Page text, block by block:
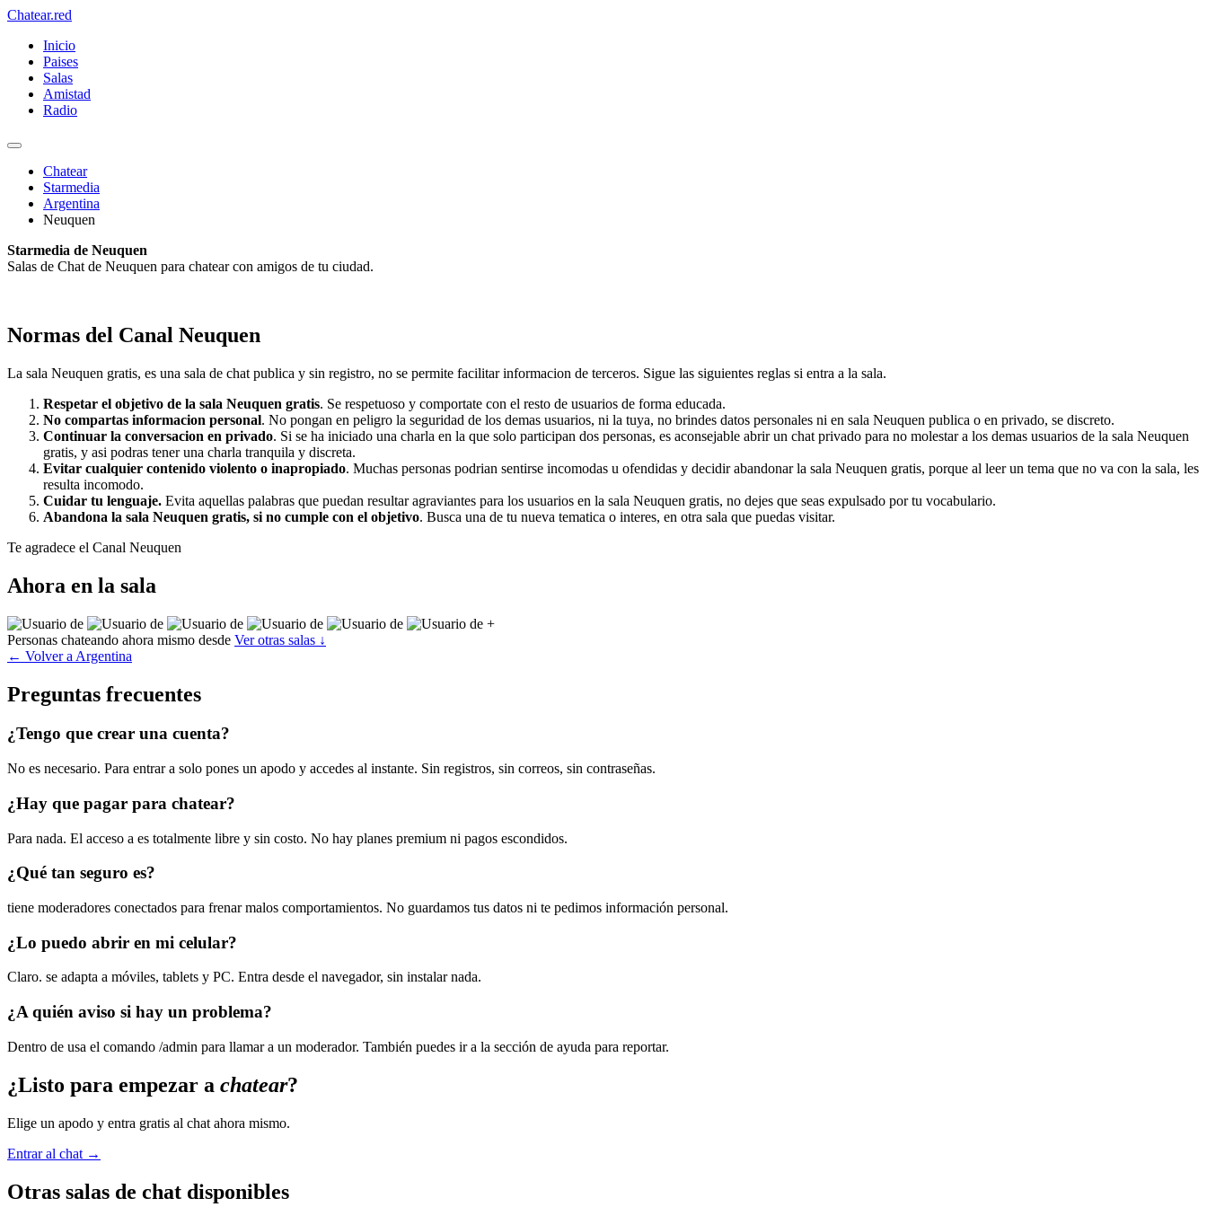
Chatear.red
Inicio
Paises
Salas
Amistad
Radio
Chatear
Starmedia
Argentina
Neuquen
Starmedia de Neuquen
Salas de Chat de Neuquen para chatear con amigos de tu ciudad.
Normas del Canal Neuquen
La sala Neuquen gratis, es una sala de chat publica y sin registro, no se permite facilitar informacion de terceros. Sigue las siguientes reglas si entra a la sala.
Respetar el objetivo de la sala Neuquen gratis. Se respetuoso y comportate con el resto de usuarios de forma educada.
No compartas informacion personal. No pongan en peligro la seguridad de los demas usuarios, ni la tuya, no brindes datos personales ni en sala Neuquen publica o en privado, se discreto.
Continuar la conversacion en privado. Si se ha iniciado una charla en la que solo participan dos personas, es aconsejable abrir un chat privado para no molestar a los demas usuarios de la sala Neuquen
gratis, y asi podras tener una charla tranquila y discreta.
Evitar cualquier contenido violento o inapropiado. Muchas personas podrian sentirse incomodas u ofendidas y decidir abandonar la sala Neuquen gratis, porque al leer un tema que no va con la sala, les
resulta incomodo.
Cuidar tu lenguaje. Evita aquellas palabras que puedan resultar agraviantes para los usuarios en la sala Neuquen gratis, no dejes que seas expulsado por tu vocabulario.
Abandona la sala Neuquen gratis, si no cumple con el objetivo. Busca una de tu nueva tematica o interes, en otra sala que puedas visitar.
Te agradece el Canal Neuquen
Ahora en la sala
+
Personas chateando ahora mismo desde Ver otras salas ↓
← Volver a Argentina
Preguntas frecuentes
¿Tengo que crear una cuenta?
No es necesario. Para entrar a solo pones un apodo y accedes al instante. Sin registros, sin correos, sin contraseñas.
¿Hay que pagar para chatear?
Para nada. El acceso a es totalmente libre y sin costo. No hay planes premium ni pagos escondidos.
¿Qué tan seguro es?
tiene moderadores conectados para frenar malos comportamientos. No guardamos tus datos ni te pedimos información personal.
¿Lo puedo abrir en mi celular?
Claro. se adapta a móviles, tablets y PC. Entra desde el navegador, sin instalar nada.
¿A quién aviso si hay un problema?
Dentro de usa el comando /admin para llamar a un moderador. También puedes ir a la sección de ayuda para reportar.
¿Listo para empezar a chatear?
Elige un apodo y entra gratis al chat ahora mismo.
Entrar al chat →
Otras salas de chat disponibles